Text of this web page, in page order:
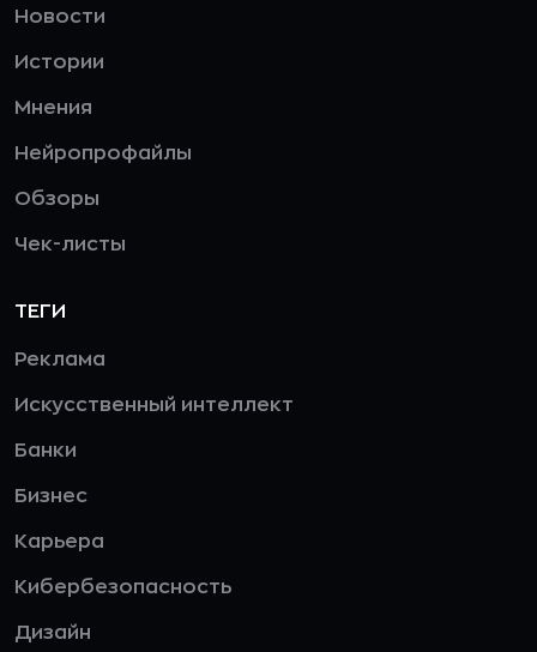
Новости
Истории
Мнения
Нейропрофайлы
Обзоры
Чек-листы
ТЕГИ
Реклама
Искусственный интеллект
Банки
Бизнес
Карьера
Кибербезопасность
Дизайн